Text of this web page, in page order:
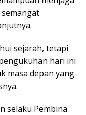
sejarah, tetapi
hari ini
masa depan yang
selaku Pembina